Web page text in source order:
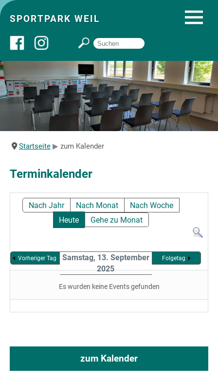
SPORTPARK WEIL
Über uns
Startseite
Angebote
Sportpark
Startseite zum Kalender
Terminkalender
Nach Jahr Nach Monat
Nach Woche
Heute
Gehe zu Monat
Vorheriger Tag
Samstag, 13. September
2025
Folgetag
Es wurden keine Events gefunden
zum Kalender